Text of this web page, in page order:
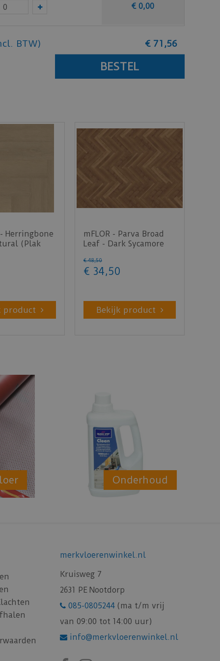
€ 0,00
BTW) € 71 ,56
Herringbone
(Plak
product
mFLOR - Parva Broad
Leaf - Dark Sycamore
€ 48,50
€ 34,50
Bekijk product
Onderhoud
merkvloerenwinkel.nl
Kruisweg 7
2631 PE Nootdorp
085-0805244 (ma t/m vrij
van 09:00 tot 14:00 uur)
info@merkvloerenwinkel.nl